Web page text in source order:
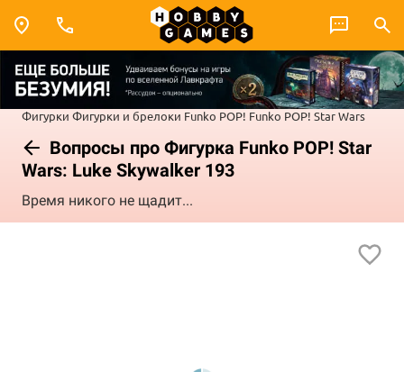
Фигурки Фигурки и брелоки Funko POP! Funko POP! Star Wars
Вопросы про Фигурка Funko POP! Star
Wars: Luke Skywalker 193
Время никого не щадит...